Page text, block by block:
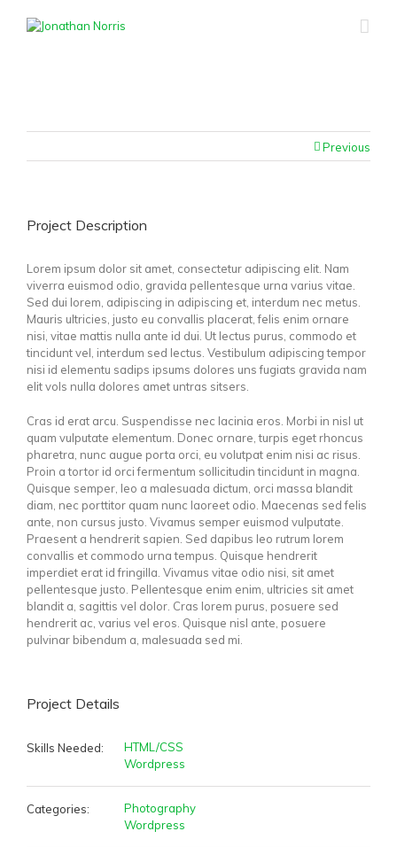
Previous
Project Description
Lorem ipsum dolor sit amet, consectetur adipiscing elit. Nam
viverra euismod odio, gravida pellentesque urna varius vitae.
Sed dui lorem, adipiscing in adipiscing et, interdum nec metus.
Mauris ultricies, justo eu convallis placerat, felis enim ornare
nisi, vitae mattis nulla ante id dui. Ut lectus purus, commodo et
tincidunt vel, interdum sed lectus. Vestibulum adipiscing tempor
nisi id elementu sadips ipsums dolores uns fugiats gravida nam
elit vols nulla dolores amet untras sitsers.
Cras id erat arcu. Suspendisse nec lacinia eros. Morbi in nisl ut
quam vulputate elementum. Donec ornare, turpis eget rhoncus
pharetra, nunc augue porta orci, eu volutpat enim nisi ac risus.
Proin a tortor id orci fermentum sollicitudin tincidunt in magna.
Quisque semper, leo a malesuada dictum, orci massa blandit
diam, nec porttitor quam nunc laoreet odio. Maecenas sed felis
ante, non cursus justo. Vivamus semper euismod vulputate.
Praesent a hendrerit sapien. Sed dapibus leo rutrum lorem
convallis et commodo urna tempus. Quisque hendrerit
imperdiet erat id fringilla. Vivamus vitae odio nisi, sit amet
pellentesque justo. Pellentesque enim enim, ultricies sit amet
blandit a, sagittis vel dolor. Cras lorem purus, posuere sed
hendrerit ac, varius vel eros. Quisque nisl ante, posuere
pulvinar bibendum a, malesuada sed mi.
Project Details
Skills Needed:
HTML/CSS
Wordpress
Categories:
Photography
Wordpress